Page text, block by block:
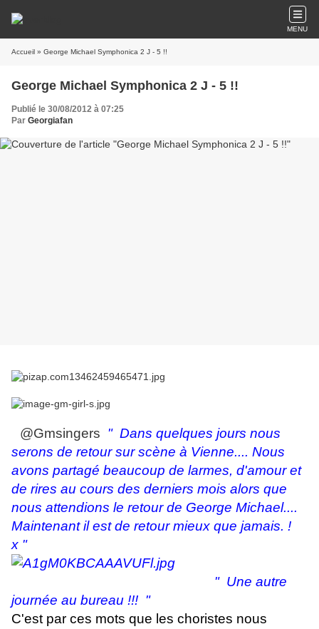
MENU
Accueil » George Michael Symphonica 2 J - 5 !!
George Michael Symphonica 2 J - 5 !!
Publié le 30/08/2012 à 07:25
Par Georgiafan
@Gmsingers " Dans quelques jours nous
serons de retour sur scène à Vienne.... Nous
avons partagé beaucoup de larmes, d'amour et
de rires au cours des derniers mois alors que
nous attendions le retour de George Michael....
Maintenant il est de retour mieux que jamais. !
x "
" Une autre
journée au bureau !!! "
C'est par ces mots que les choristes nous